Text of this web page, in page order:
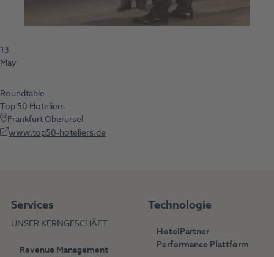
13
May
Roundtable
Top 50 Hoteliers
Frankfurt Oberursel
www.top50-hoteliers.de
Services
UNSER KERNGESCHÄFT
Revenue Management
Technologie
HotelPartner
Performance Plattform